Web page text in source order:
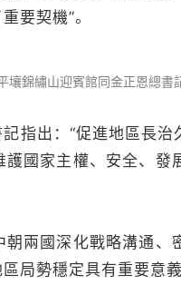
要契機”。
錦繡山迎賓館同金正恩總書
出：“促進地區長治
國家主權、安全、發
國深化戰略溝通、
局勢穩定具有重要意義